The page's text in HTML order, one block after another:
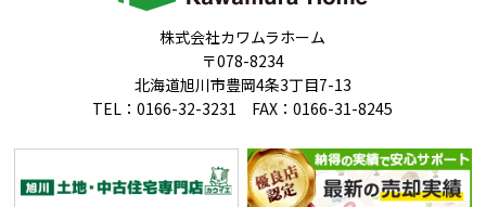
株式会社カワムラホーム
〒078-8234
北海道旭川市豊岡4条3丁目7-13
TEL：0166-32-3231 FAX：0166-31-8245